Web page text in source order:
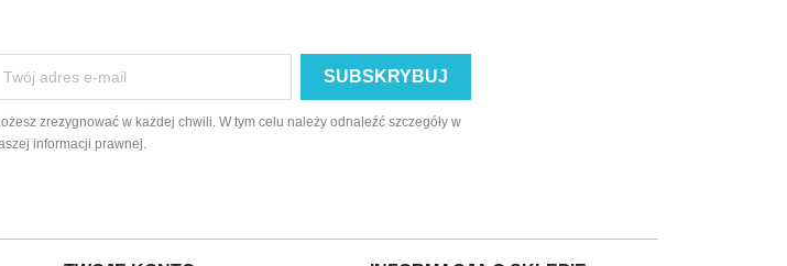
zrezygnować w każdej chwili. W tym celu należy odnaleźć szczegóły w
informacji prawnej.